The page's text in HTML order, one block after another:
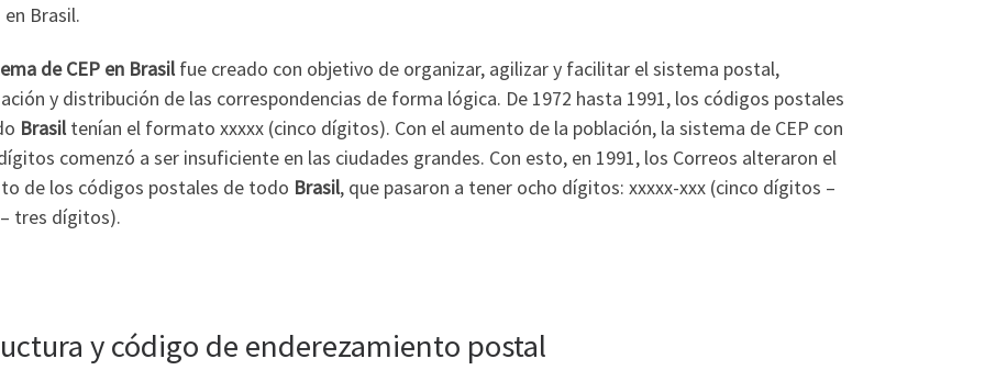
Brasil.
de CEP en Brasilfue creado con objetivo de organizar, agilizar y facilitar el sistema postal,
y distribución de las correspondencias de forma lógica. De 1972 hasta 1991, los códigos postales
Brasiltenían el formato xxxxx (cinco dígitos). Con el aumento de la población, la sistema de CEP con
comenzó a ser insuficiente en las ciudades grandes. Con esto, en 1991, los Correos alteraron el
de los códigos postales de todo Brasil, que pasaron a tener ocho dígitos: xxxxx-xxx (cinco dígitos –
tres dígitos).
y código de enderezamiento postal